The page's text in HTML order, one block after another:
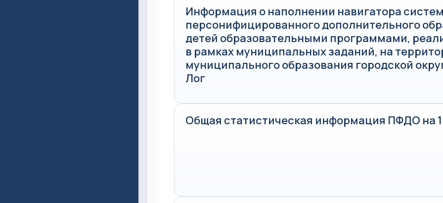
Информация о наполнении навигатора
персонифицированного дополнительного
детей образовательными программами,
в рамках муниципальных заданий, на
муниципального образования городской
Лог
Общая статистическая информация ПФДО на